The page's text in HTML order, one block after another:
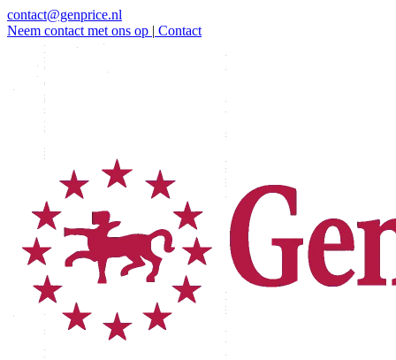
contact@genprice.nl
Neem contact met ons op | Contact